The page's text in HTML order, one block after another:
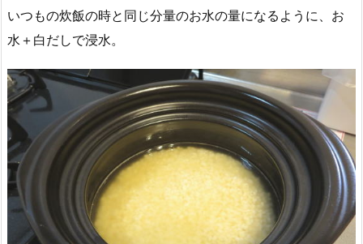
いつもの炊飯の時と同じ分量のお水の量になるように、お
水＋白だしで浸水。